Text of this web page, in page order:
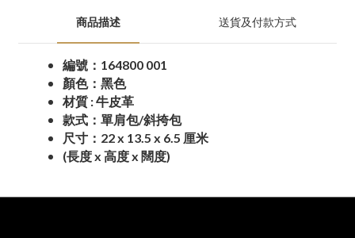
商品描述 送貨及付款方式
編號：164800 001
顏色：黑色
材質 : 牛皮革
款式：單肩包/斜挎包
尺寸：22 x 13.5 x 6.5 厘米
(長度 x 高度 x 闊度)